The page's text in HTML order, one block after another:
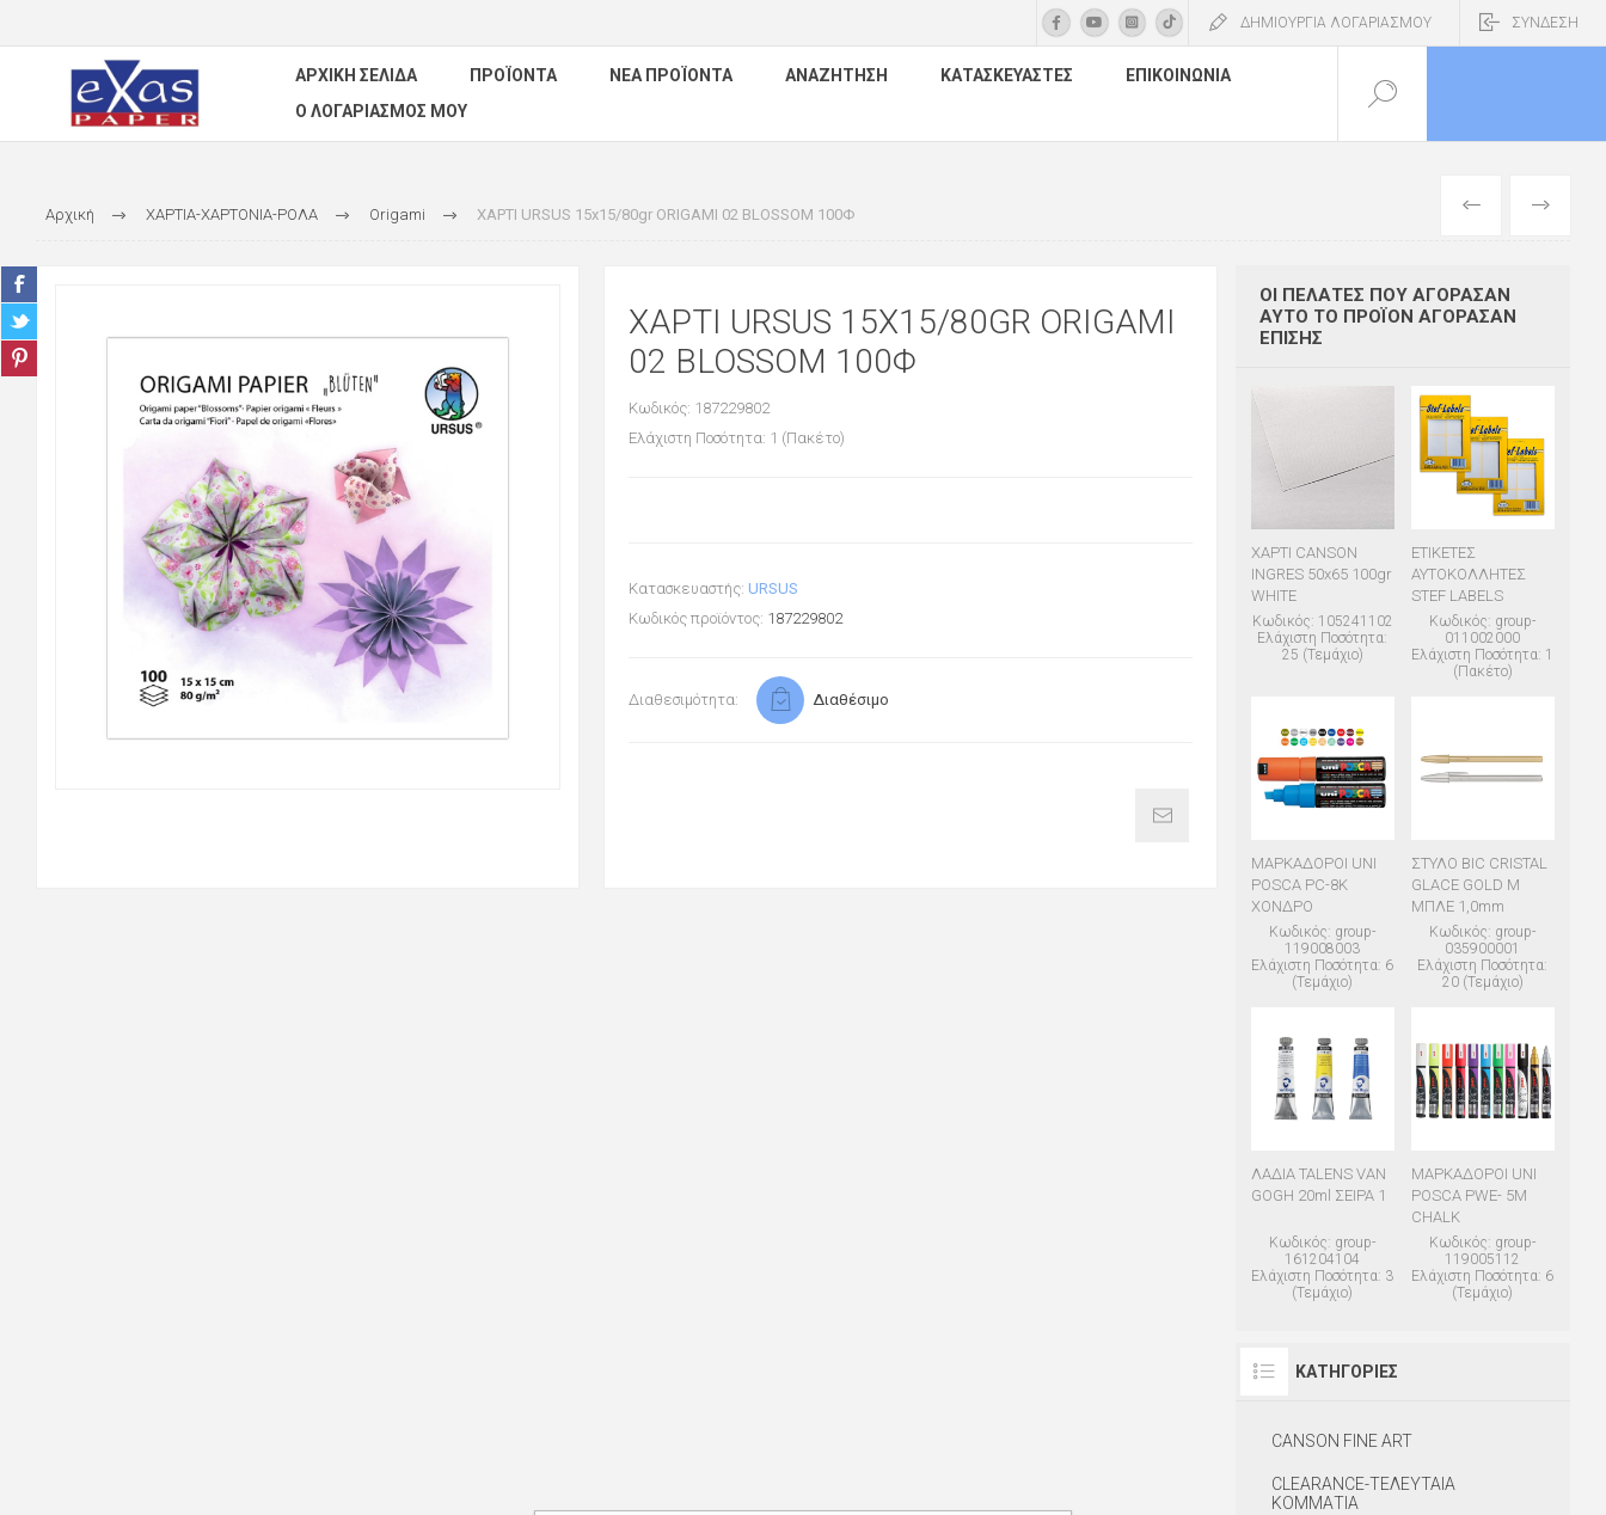
ΔΗΜΙΟΥΡΓΙΑ ΛΟΓΑΡΙΑΣΜΟΥ ΣΥΝΔΕΣΗ
ΑΡΧΙΚΉ ΣΕΛΊΔΑ ΠΡΟΪΌΝΤΑ ΝΈΑ ΠΡΟΪΌΝΤΑ ΑΝΑΖΉΤΗΣΗ ΚΑΤΑΣΚΕΥΑΣΤΈΣ
ΕΠΙΚΟΙΝΩΝΊΑ
Ο ΛΟΓΑΡΙΑΣΜΌΣ ΜΟΥ
Αρχική ΧΑΡΤΙΑ-ΧΑΡΤΟΝΙΑ-ΡΟΛΑ Origami ΧΑΡΤΙ URSUS 15x15/80gr ORIGAMI 02 BLOSSOM 100Φ ΕΠΌΜΕΝΟ
ΧΑΡΤΙ URSUS 15X15/80GR ORIGAMI
02 BLOSSOM 100Φ
Κωδικός: 187229802
Ελάχιστη Ποσότητα: 1 (Πακέτο)
Κατασκευαστής: URSUS
Κωδικός προϊόντος: 187229802
Διαθεσιμότητα: Διαθέσιμο
ΟΙ ΠΕΛΆΤΕΣ ΠΟΥ ΑΓΌΡΑΣΑΝ
ΑΥΤΌ ΤΟ ΠΡΟΪΌΝ ΑΓΌΡΑΣΑΝ
ΕΠΊΣΗΣ
ΧΑΡΤΙ CANSON
INGRES 50x65 100gr
WHITE
Κωδικός: 105241102
Ελάχιστη Ποσότητα:
25 (Τεμάχιο)
ΕΤΙΚΕΤΕΣ
ΑΥΤΟΚΟΛΛΗΤΕΣ
STEF LABELS
Κωδικός: group-
011002000
Ελάχιστη Ποσότητα: 1
(Πακέτο)
ΜΑΡΚΑΔΟΡΟΙ UNI
POSCA PC-8K
ΧΟΝΔΡΟ
Κωδικός: group-
119008003
Ελάχιστη Ποσότητα: 6
(Τεμάχιο)
ΣΤΥΛΟ BIC CRISTAL
GLACE GOLD M
ΜΠΛΕ 1,0mm
Κωδικός: group-
035900001
Ελάχιστη Ποσότητα:
20 (Τεμάχιο)
ΛΑΔΙΑ TALENS VAN
GOGH 20ml ΣΕΙΡΑ 1
Κωδικός: group-
161204104
Ελάχιστη Ποσότητα: 3
(Τεμάχιο)
ΜΑΡΚΑΔΟΡΟΙ UNI
POSCA PWE- 5Μ
CHALK
Κωδικός: group-
119005112
Ελάχιστη Ποσότητα: 6
(Τεμάχιο)
ΚΑΤΗΓΟΡΊΕΣ
CANSON FINE ART
CLEARANCE-ΤΕΛΕΥΤΑΙΑ
ΚΟΜΜΑΤΙΑ